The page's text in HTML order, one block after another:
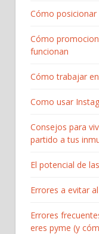
Cómo
Cómo
funcionan
Cómo trabajar
Como usar
Consejos para
partido a tus
El potencial de
Errores a evitar
Errores
eres pyme (y